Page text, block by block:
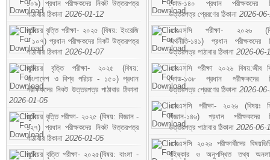
১০৯) প্রধান পরীক্ষকদের নিকট উত্তরপত্র
পাঠাবার ঠিকানা 2026-01-12
জুনিয়র বৃত্তি পরীক্ষা- ২০২৫ (বিষয়: ইংরেজি
- ১০৭) প্রধান পরীক্ষকদের নিকট উত্তরপত্র
পাঠাবার ঠিকানা 2026-01-07
জুনিয়র বৃত্তি পরীক্ষা- ২০২৫ (বিষয়:
বাংলাদেশ ও বিশ্ব পরিচয় - ১৫০) প্রধান
পরীক্ষকদের নিকট উত্তরপত্র পাঠাবার ঠিকানা
2026-01-05
জুনিয়র বৃত্তি পরীক্ষা- ২০২৫ (বিষয়: বিজ্ঞান -
১২৭) প্রধান পরীক্ষকদের নিকট উত্তরপত্র
পাঠাবার ঠিকানা 2026-01-05
জুনিয়র বৃত্তি পরীক্ষা- ২০২৫(বিষয়: বাংলা -
কোড-১৪০ প্রধান পরীক্ষকদের
উত্তরপত্র প্রেরণের ঠিকানা 2026-
এসএসসি পরীক্ষা- ২০২৬
অর্থনীতি-১৪১) প্রধান পরীক্ষকদের
উত্তরপত্র পাঠাবার ঠিকানা 2026-06-
এসএসসি পরীক্ষা ২০২৬ বিষয়:জীব
কোড-১৩৮ প্রধান পরীক্ষকদের
উত্তরপত্র প্রেরণের ঠিকানা 2026-
এসএসসি পরীক্ষা- ২০২৬ (বিষয়ঃ
বিজ্ঞান-১৪৬) প্রধান পরীক্ষকদের
উত্তরপত্র পাঠাবার ঠিকানা 2026-06-
এসএসসি ২০২৬ পরীক্ষার্থীদের
বহিষ্কার ও অনুপস্থিত তথ্য